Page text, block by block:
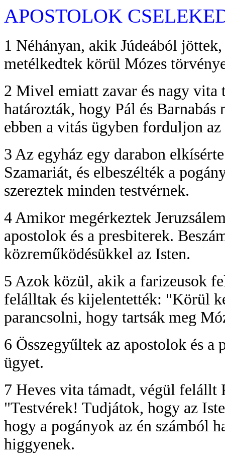
APOSTOLOK
1 Néhányan, akik Júdeából
metélkedtek körül Mózes
2 Mivel emiatt zavar és nagy vita
határozták, hogy Pál és
ebben a vitás ügyben forduljon
3 Az egyház egy darabon
Szamariát, és elbeszélték a
szereztek minden testvérnek.
4 Amikor megérkeztek
apostolok és a presbiterek.
közreműködésükkel az Isten.
5 Azok közül, akik a farizeusok
felálltak és kijelentették: "Körül
parancsolni, hogy tartsák meg
6 Összegyűltek az apostolok és
ügyet.
7 Heves vita támadt, végül felállt
"Testvérek! Tudjátok, hogy az
hogy a pogányok az én számból
higgyenek.